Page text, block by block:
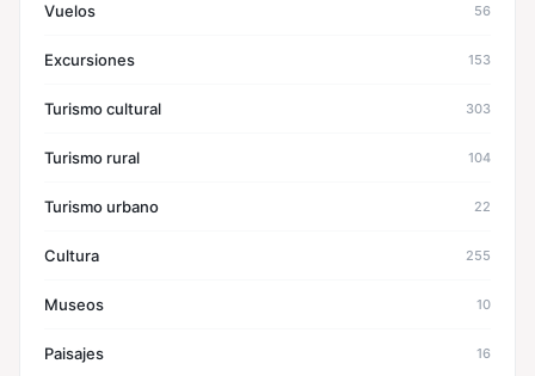
Vuelos 56
Excursiones 153
Turismo cultural 303
Turismo rural 104
Turismo urbano 22
Cultura 255
Museos 10
Paisajes 16